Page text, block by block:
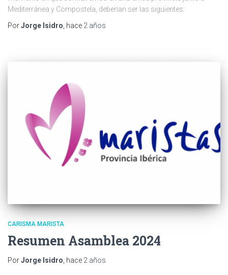
Mediterránea y Compostela, deberían ser las siguientes:
PorJorge Isidro , hace 2 años
CARISMA MARISTA
Resumen Asamblea 2024
PorJorge Isidro , hace 2 años